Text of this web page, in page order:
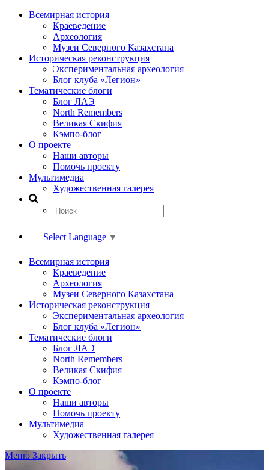
Всемирная история
Краеведение
Археология
Музеи Северного Казахстана
Историческая реконструкция
Экспериментальная археология
Блог клуба «Легион»
Тематические блоги
Блог ЛАЭ
North Remembers
Великая Скифия
Кэмпо-блог
О проекте
Наши авторы
Помочь проекту
Мультимедиа
Художественная галерея
Select Language ▼
Всемирная история
Краеведение
Археология
Музеи Северного Казахстана
Историческая реконструкция
Экспериментальная археология
Блог клуба «Легион»
Тематические блоги
Блог ЛАЭ
North Remembers
Великая Скифия
Кэмпо-блог
О проекте
Наши авторы
Помочь проекту
Мультимедиа
Художественная галерея
Меню Закрыть